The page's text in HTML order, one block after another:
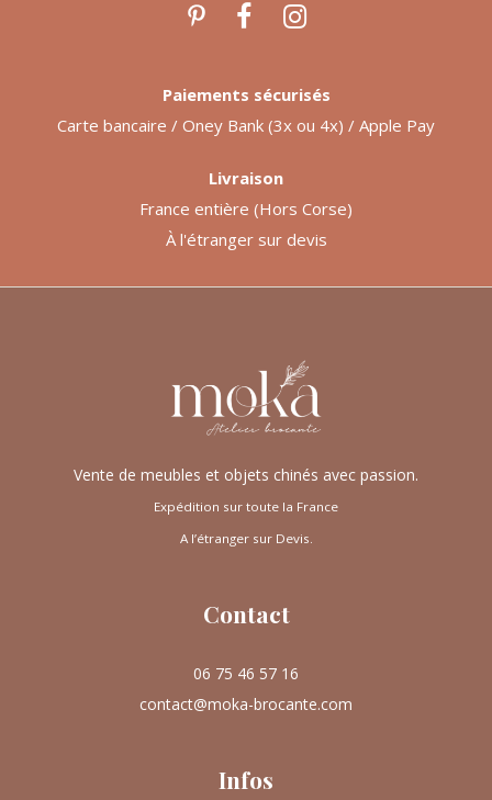
Vente de meubles et objets chinés avec passion.
Expédition sur toute la France
A l’étranger sur Devis.
Contact
06 75 46 57 16
contact@moka-brocante.com
Infos
Paiements sécurisés
Carte bancaire / Oney Bank (3x ou 4x) / Apple Pay
Livraison
France entière (Hors Corse)
À l'étranger sur devis